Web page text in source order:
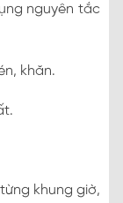
nguyên tắc
khăn.
khung giờ,